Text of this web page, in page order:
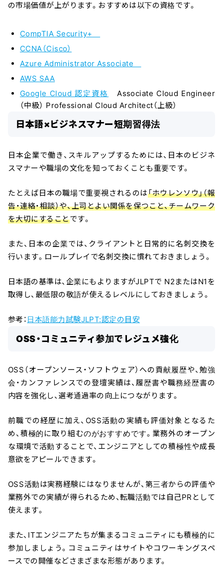
の市場価値が上がります。おすすめは以下の資格です。
CompTIA Security+
CCNA（Cisco）
Azure Administrator Associate
AWS SAA
Google Cloud 認定資格
Associate Cloud Engineer
（中級） Professional Cloud Architect（上級）
日本語×ビジネスマナー短期習得法
日本企業で働き、スキルアップするためには、日本のビジネ
スマナーや職場の文化を知っておくことも重要です。
たとえば日本の職場で重要視されるのは「ホウレンソウ」（報
告・連絡・相談）や、上司とよい関係を保つこと、チームワーク
を大切にすることです。
また、日本の企業では、クライアントと日常的に名刺交換を
行います。ロールプレイで名刺交換に慣れておきましょう。
日本語の基準は、企業にもよりますがJLPTで N2またはN1を
取得し、最低限の敬語が使えるレベルにしておきましょう。
参考： 日本語能力試験JLPT:認定の目安
OSS・コミュニティ参加でレジュメ強化
OSS（オープンソース・ソフトウェア）への貢献履歴や、勉強
会・カンファレンスでの登壇実績は、履歴書や職務経歴書の
内容を強化し、選考通過率の向上につながります。
前職での経歴に加え、OSS活動の実績も評価対象となるた
め、積極的に取り組むのがおすすめです。業務外のオープン
な環境で活動することで、エンジニアとしての積極性や成長
意欲をアピールできます。
OSS活動は実務経験にはなりませんが、第三者からの評価や
業務外での実績が得られるため、転職活動では自己PRとして
使えます。
また、ITエンジニアたちが集まるコミュニティにも積極的に
参加しましょう。コミュニティはサイトやコワーキングスペ
ースでの開催などさまざまな形態があります。